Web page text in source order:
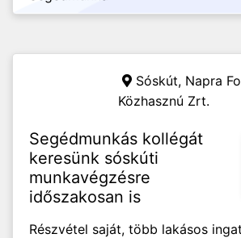
Sóskút, Napra
Közhasznú Zrt.
Segédmunkás kollégát
keresünk sóskúti
munkavégzésre
időszakosan is
Részvétel saját, több lakásos